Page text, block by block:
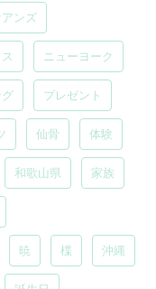
ンズ
ニューヨーク
プレゼント
仙骨 体験
和歌山県 家族
暁 楪 沖縄